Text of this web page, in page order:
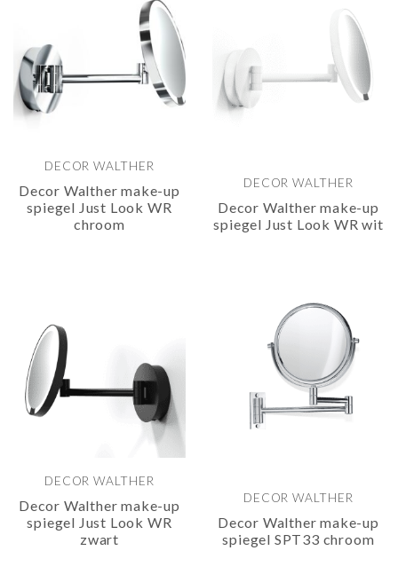
DECOR WALTHER
Decor Walther make-up
spiegel Just Look WR
chroom
DECOR WALTHER
Decor Walther make-up
spiegel Just Look WR wit
DECOR WALTHER
Decor Walther make-up
spiegel Just Look WR
zwart
DECOR WALTHER
Decor Walther make-up
spiegel SPT33 chroom